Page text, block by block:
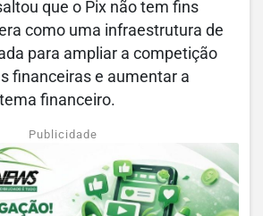
que o Pix não tem fins
como uma infraestrutura de
para ampliar a competição
financeiras e aumentar a
financeiro.
Publicidade